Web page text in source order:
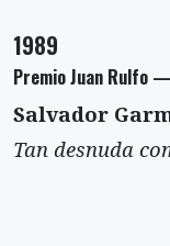
1989
Premio Juan Rulfo
Salvador
Tan desnuda